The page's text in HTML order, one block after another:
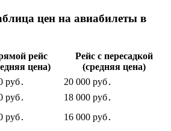
цен на авиабилеты в
рейс
цена)
Рейс с пересадкой
(средняя цена)
руб․
20 000 руб․
руб․
18 000 руб․
руб․ 16 000 руб․